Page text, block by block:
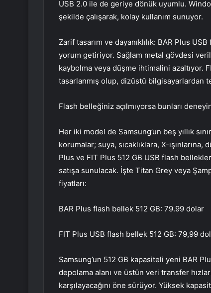
USB 2.0 ile de geriye dönük uyumlu.
şekilde çalışarak, kolay kullanım sunuyor.
Zarif tasarım ve dayanıklılık: BAR Plus
yorum getiriyor. Sağlam metal gövdesi
kaybolma veya düşme ihtimalini azaltıyor.
tasarlanmış olup, dizüstü bilgisayarlardan
Flash belleğiniz açılmıyorsa bunları
Her iki model de Samsung’un beş yıllık
korumalar; suya, sıcaklıklara, X-
Plus ve FIT Plus 512 GB USB flash
satışa sunulacak. İşte Titan Grey veya
fiyatları:
BAR Plus flash bellek 512 GB: 79.99 dolar
FIT Plus USB flash bellek 512 GB: 79,99
Samsung’un 512 GB kapasiteli yeni BAR
depolama alanı ve üstün veri transfer
karşılayacağını öne sürüyor. Yüksek